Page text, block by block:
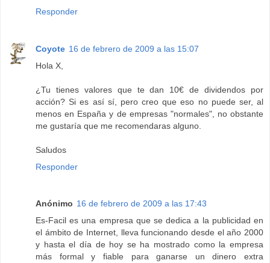
Responder
Coyote 16 de febrero de 2009 a las 15:07
Hola X,
¿Tu tienes valores que te dan 10€ de dividendos por
acción? Si es así sí, pero creo que eso no puede ser, al
menos en España y de empresas "normales", no obstante
me gustaría que me recomendaras alguno.
Saludos
Responder
Anónimo 16 de febrero de 2009 a las 17:43
Es-Facil es una empresa que se dedica a la publicidad en
el ámbito de Internet, lleva funcionando desde el año 2000
y hasta el día de hoy se ha mostrado como la empresa
más formal y fiable para ganarse un dinero extra